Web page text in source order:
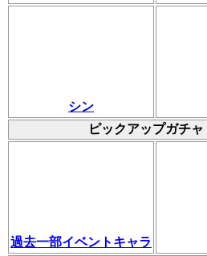
シン
ピックアップガチャ
過去一部イベントキャラ